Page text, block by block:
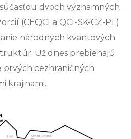
dvoch významných
(CEQCI a QCI-SK-CZ-PL)
národných kvantových
Už dnes prebiehajú
prvých cezhraničných
krajinami.